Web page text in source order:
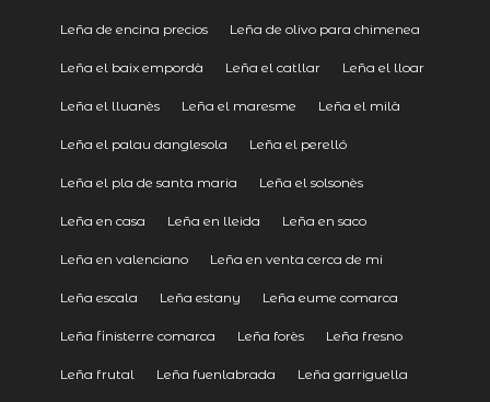
Leña de encina precios Leña de olivo para chimenea
Leña el baix empordà Leña el catllar Leña el lloar
Leña el lluanès Leña el maresme Leña el milà
Leña el palau danglesola Leña el perelló
Leña el pla de santa maria Leña el solsonès
Leña en casa Leña en lleida Leña en saco
Leña en valenciano Leña en venta cerca de mi
Leña escala Leña estany Leña eume comarca
Leña finisterre comarca Leña forès Leña fresno
Leña frutal Leña fuenlabrada Leña garriguella